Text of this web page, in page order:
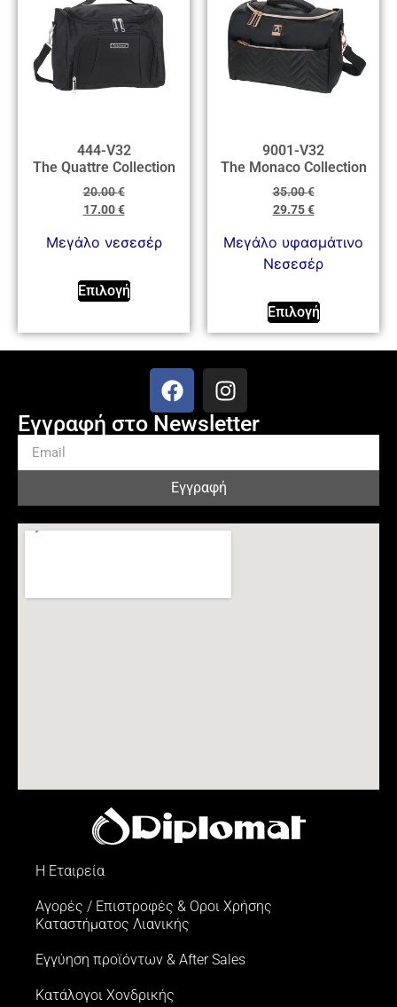
444-V32
The Quattre Collection
20.00€
17.00€
Μεγάλο νεσεσέρ
Επιλογή
9001-V32
The Monaco Collection
35.00€
29.75€
Μεγάλο υφασμάτινο
Νεσεσέρ
Επιλογή
Η Εταιρεία
Αγορές / Επιστροφές & Oροι Xρήσης
Kαταστήματος Λιανικής
Εγγύηση προϊόντων & After Sales
Κατάλογοι Χονδρικής
Εγγραφή στο Newsletter
Εγγραφή